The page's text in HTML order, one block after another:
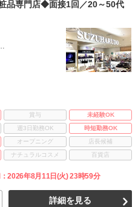
品専門店◆面接1回／20～50代
賞与
未経験OK
週3日勤務OK
時短勤務OK
オープニング
店長候補
ナチュラルコスメ 百貨店
2026年8月11日(火) 23時59分
詳細を見る